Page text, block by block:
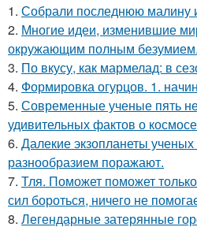
1. Собрали последнюю малину
2. Многие идеи, изменившие
окружающим полным безумием.
3. По вкусу, как мармелад: в
4. Формировка огурцов. 1.
5. Современные ученые пять
удивительных фактов о
6. Далекие экзопланеты
разнообразием поражают.
7. Тля. Поможет поможет
сил бороться, ничего не
8. Легендарные затерянные